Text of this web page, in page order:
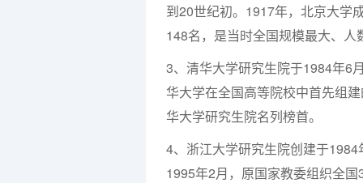
到20世纪初。1917年，北京大学
148名，是当时全国规模最大、
3、清华大学研究生院于1984年6
华大学在全国高等院校中首先组
华大学研究生院名列榜首。
4、浙江大学研究生院创建于
1995年2月，原国家教委组织全